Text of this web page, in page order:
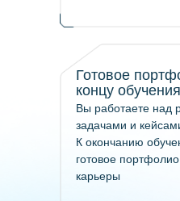
Готовое
концу обучения
Вы работаете над
задачами и
К окончанию
готовое
карьеры